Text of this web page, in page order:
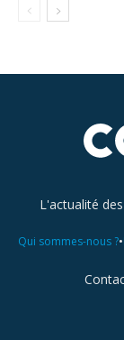
L'actualité
Qui sommes-nous ?•